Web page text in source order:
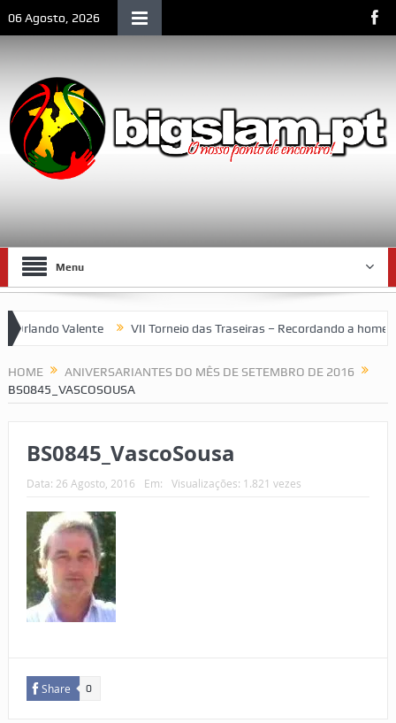
06 Agosto, 2026
Menu
Valente VII Torneio das Traseiras – Recordando a
HOME
ANIVERSARIANTES DO MÊS DE SETEMBRO DE 2016
BS0845_VASCOSOUSA
BS0845_VascoSousa
Data: 26 Agosto, 2016 Em: Visualizações: 1.821 vezes
Share 0